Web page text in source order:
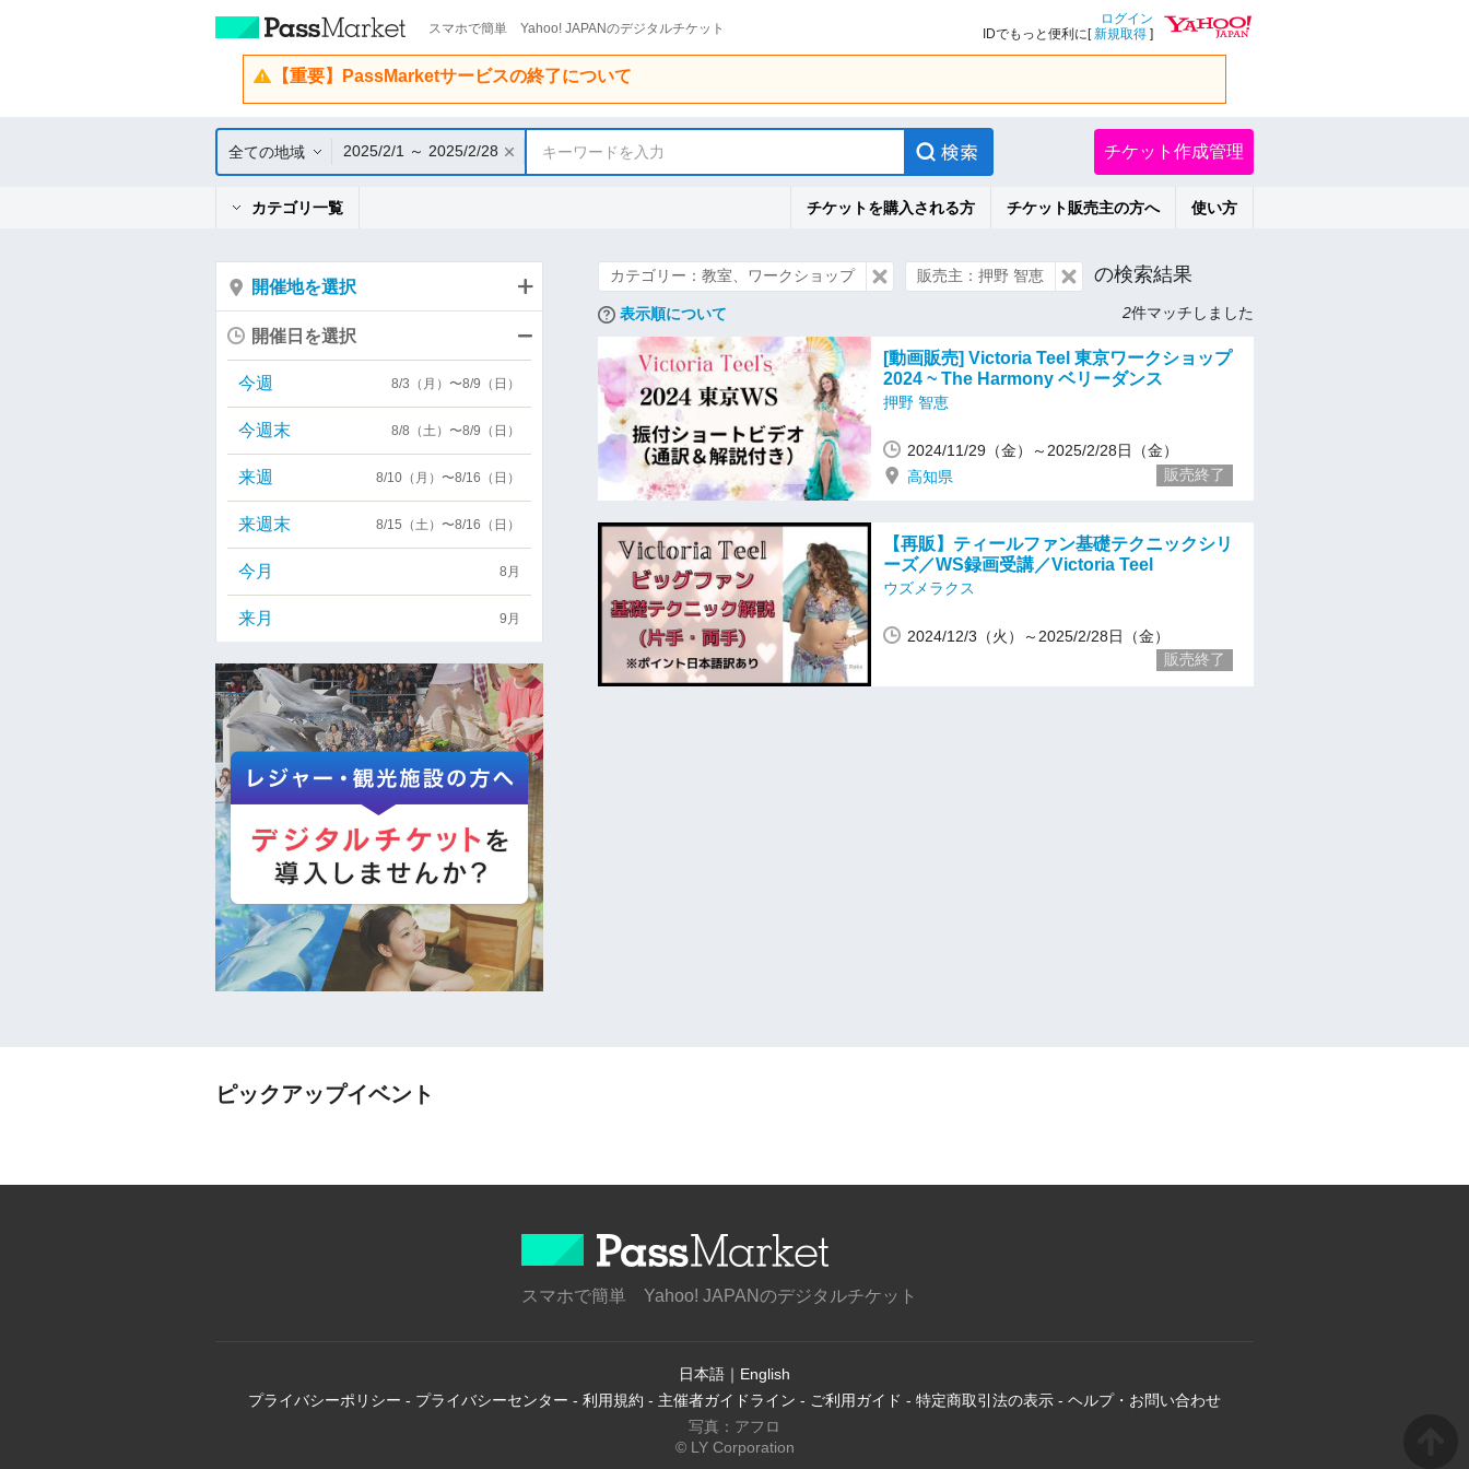
スマホで簡単 Yahoo! JAPANのデジタルチケット
ログイン
IDでもっと便利に[新規取得 ]
【重要】PassMarketサービスの終了について
全ての地域 2025/2/1 ～ 2025/2/28 キーワードを入力 チケット作成管理
カテゴリ一覧 チケットを購入される方 チケット販売主の方へ 使い方
カテゴリー：教室、ワークショップ 販売主：押野 智恵 の検索結果
表示順について 2件マッチしました
[動画販売] Victoria Teel 東京ワークショップ
2024 ~ The Harmony ベリーダンス
押野 智恵
2024/11/29（金）～2025/2/28日（金）
高知県
販売終了
【再販】ティールファン基礎テクニックシリ
ーズ／WS録画受講／Victoria Teel
ウズメラクス
2024/12/3（火）～2025/2/28日（金）
販売終了
開催地を選択
開催日を選択
今週 8/3（月）〜8/9（日）
今週末 8/8（土）〜8/9（日）
来週 8/10（月）〜8/16（日）
来週末 8/15（土）〜8/16（日）
今月 8月
来月 9月
ピックアップイベント
スマホで簡単 Yahoo! JAPANのデジタルチケット
日本語 ｜ English
プライバシーポリシー - プライバシーセンター - 利用規約 - 主催者ガイドライン - ご利用ガイド - 特定商取引法の表示 - ヘルプ・お問い合わせ
写真：アフロ
© LY Corporation